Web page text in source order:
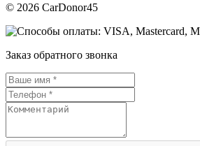
© 2026 CarDonor45
Заказ обратного звонка